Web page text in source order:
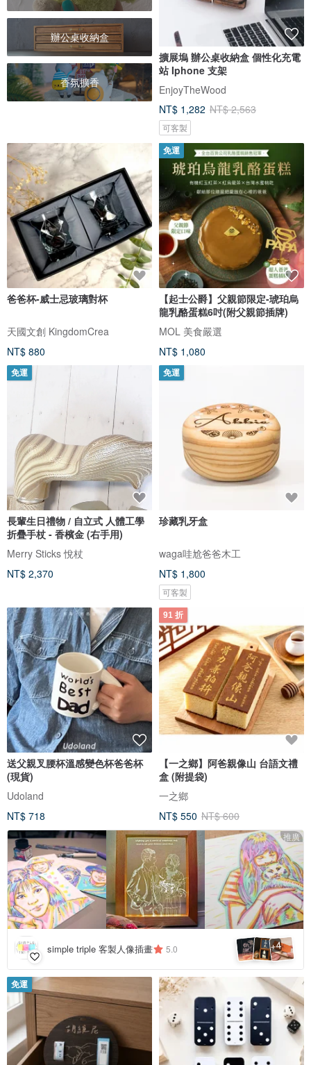
辦公桌收納盒
香氛擴香
擴展塢 辦公桌收納盒 個性化充電
站 Iphone 支架
EnjoyTheWood
NT$ 1,282 NT$ 2,563
可客製
爸爸杯-威士忌玻璃對杯
天國文創 KingdomCrea
NT$ 880
免運
【起士公爵】父親節限定-琥珀烏
龍乳酪蛋糕6吋(附父親節插牌)
MOL 美食嚴選
NT$ 1,080
免運
長輩生日禮物 / 自立式 人體工學
折疊手杖 - 香檳金 (右手用)
Merry Sticks 悅杖
NT$ 2,370
免運
珍藏乳牙盒
waga哇尬爸爸木工
NT$ 1,800
可客製
送父親叉腰杯溫感變色杯爸爸杯
(現貨)
Udoland
NT$ 718
91 折
【一之鄉】阿爸親像山 台語文禮
盒 (附提袋)
一之鄉
NT$ 550 NT$ 600
推廣
simple triple 客製人像插畫 5.0 +4
免運